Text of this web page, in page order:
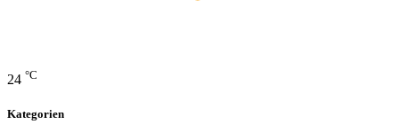
24 °C
Kategorien